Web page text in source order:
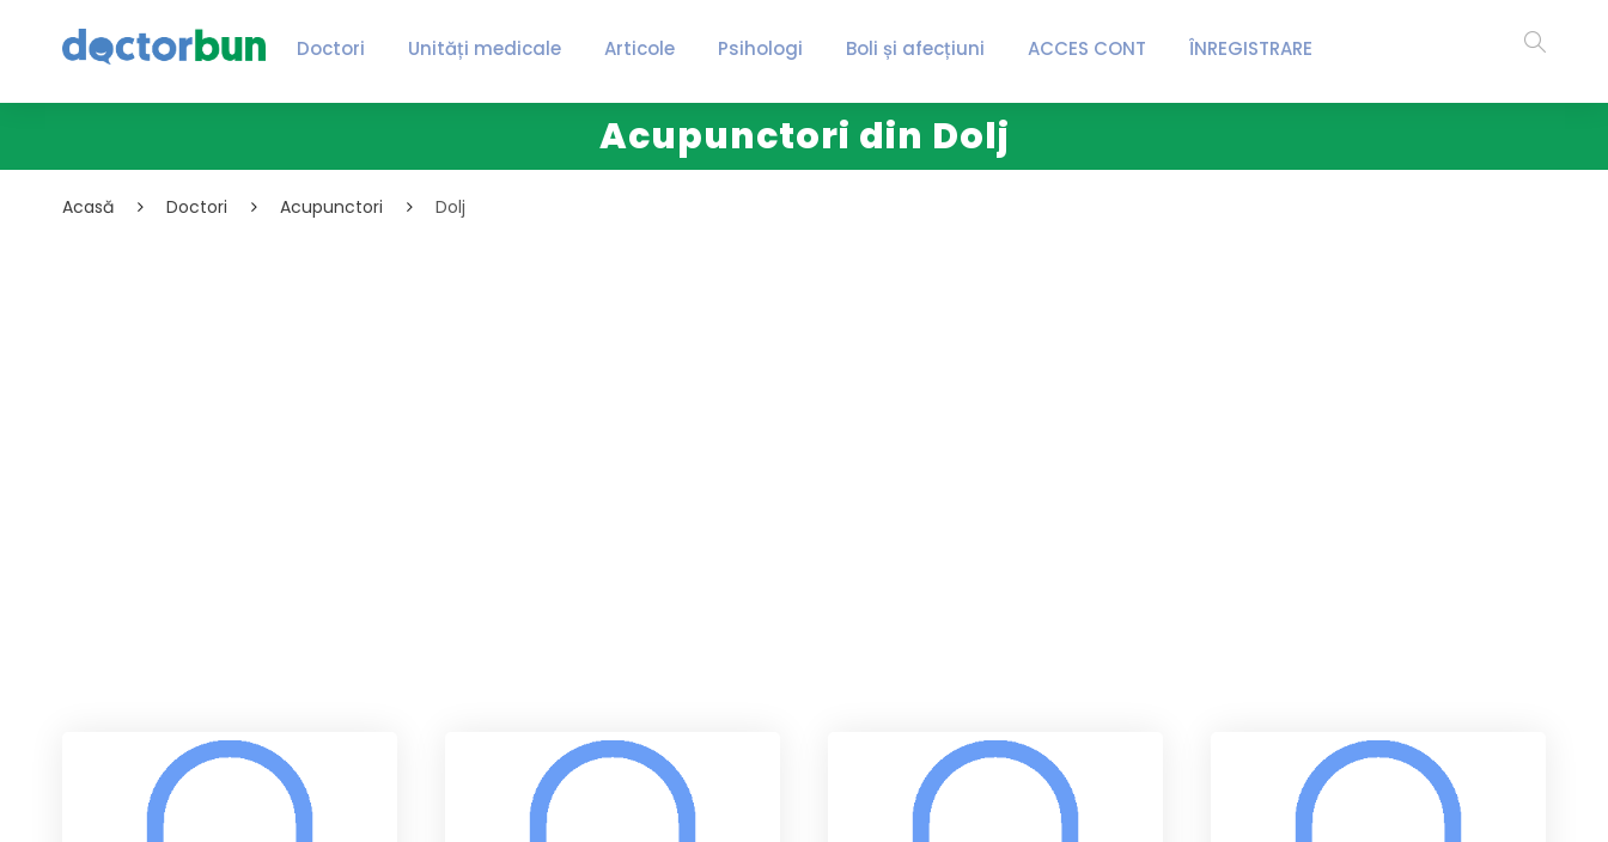
Doctori Unități medicale Articole Psihologi Boli și afecțiuni ACCES CONT ÎNREGISTRARE
Acupunctori din Dolj
Acasă Doctori Acupunctori Dolj